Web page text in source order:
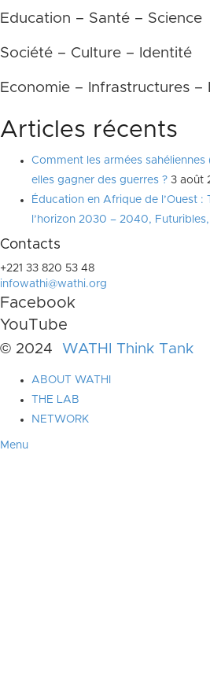
Education – Santé – Science
Société – Culture – Identité
Economie – Infrastructures –
Articles récents
Comment les armées
elles gagner des guerres ? 3 août
Éducation en Afrique de l’Ouest :
l’horizon 2030 – 2040,
Contacts
+221 33 820 53 48
infowathi@wathi.org
Facebook
YouTube
© 2024 WATHI Think Tank
ABOUT WATHI
THE LAB
NETWORK
Menu